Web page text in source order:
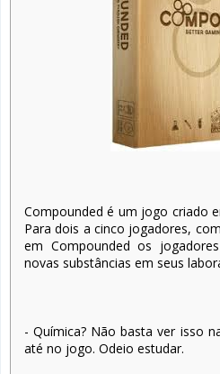
Compounded é um jogo criado
Para dois a cinco jogadores,
em Compounded os
novas substâncias em seus
- Química? Não basta ver isso
até no jogo. Odeio estudar.